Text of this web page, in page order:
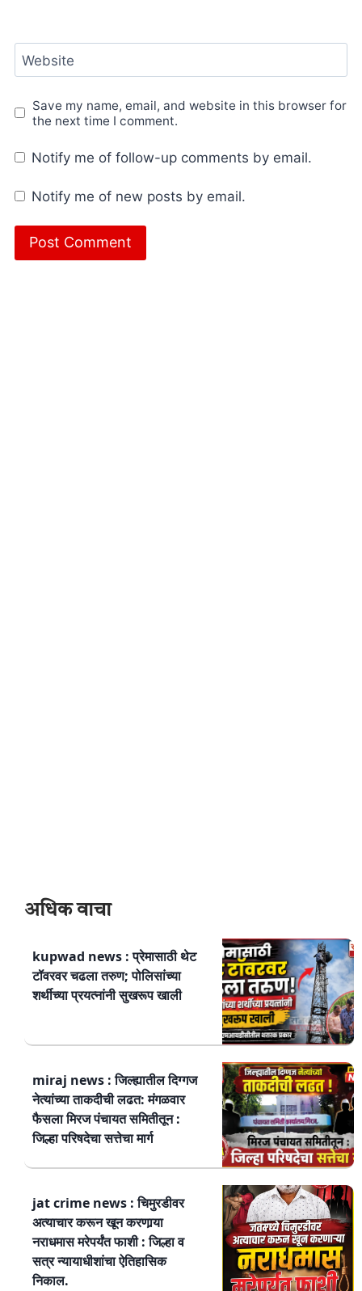
Website
Save my name, email, and website in this browser for
the next time I comment.
Notify me of follow-up comments by email.
Notify me of new posts by email.
अधिक वाचा
kupwad news : प्रेमासाठी थेट
टॉवरवर चढला तरुण; पोलिसांच्या
शर्थीच्या प्रयत्नांनी सुखरूप खाली
miraj news : जिल्ह्यातील दिग्गज
नेत्यांच्या ताकदीची लढत: मंगळवार
फैसला मिरज पंचायत समितीतून :
जिल्हा परिषदेचा सत्तेचा मार्ग
jat crime news : चिमुरडीवर
अत्याचार करून खून करणार्‍या
नराधमास मरेपर्यंत फाशी : जिल्हा व
सत्र न्यायाधीशांचा ऐतिहासिक
निकाल.